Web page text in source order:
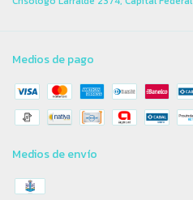
Medios de pago
Medios de envío